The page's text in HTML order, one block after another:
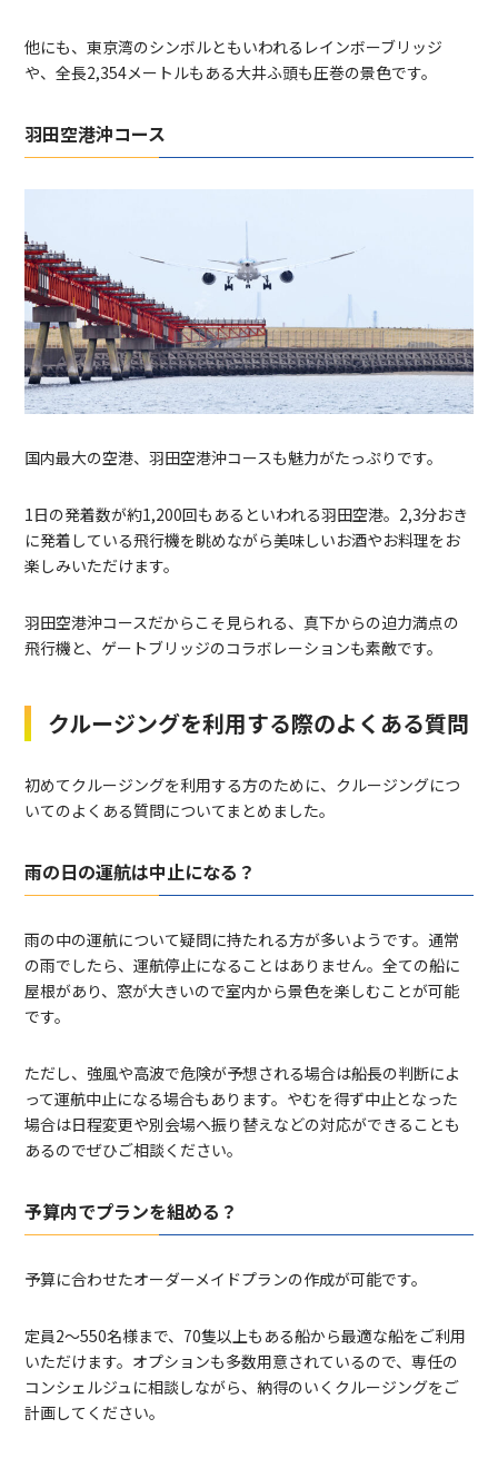
他にも、東京湾のシンボルともいわれるレインボーブリッジ
や、全長2,354メートルもある大井ふ頭も圧巻の景色です。
羽田空港沖コース
国内最大の空港、羽田空港沖コースも魅力がたっぷりです。
1日の発着数が約1,200回もあるといわれる羽田空港。2,3分おき
に発着している飛行機を眺めながら美味しいお酒やお料理をお
楽しみいただけます。
羽田空港沖コースだからこそ見られる、真下からの迫力満点の
飛行機と、ゲートブリッジのコラボレーションも素敵です。
クルージングを利用する際のよくある質問
初めてクルージングを利用する方のために、クルージングにつ
いてのよくある質問についてまとめました。
雨の日の運航は中止になる？
雨の中の運航について疑問に持たれる方が多いようです。通常
の雨でしたら、運航停止になることはありません。全ての船に
屋根があり、窓が大きいので室内から景色を楽しむことが可能
です。
ただし、強風や高波で危険が予想される場合は船長の判断によ
って運航中止になる場合もあります。やむを得ず中止となった
場合は日程変更や別会場へ振り替えなどの対応ができることも
あるのでぜひご相談ください。
予算内でプランを組める？
予算に合わせたオーダーメイドプランの作成が可能です。
定員2〜550名様まで、70隻以上もある船から最適な船をご利用
いただけます。オプションも多数用意されているので、専任の
コンシェルジュに相談しながら、納得のいくクルージングをご
計画してください。